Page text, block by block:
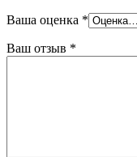
Ваша оценка *
Ваш отзыв *